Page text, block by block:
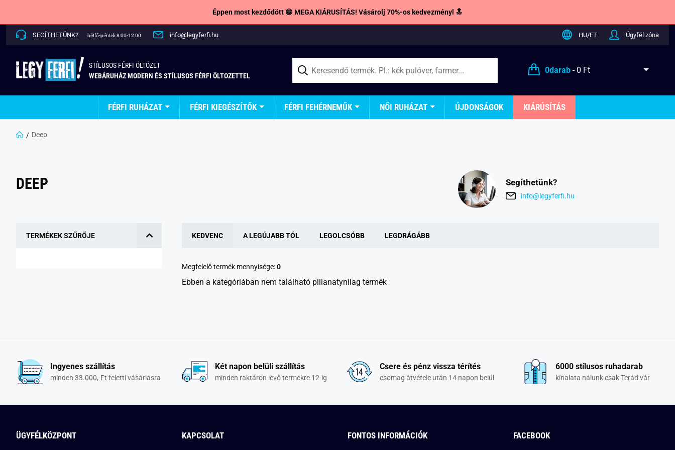
Éppen most kezdődött 😁 MEGA KIÁRUSÍTÁS! Vásárolj 70%-os kedvezményl 🔝
SEGÍTHETÜNK? hétfő-péntek 8:00-12:00 info@legyferfi.hu HU/FT Ügyfél zóna
STÍLUSOS FÉRFI ÖLTÖZET
WEBÁRUHÁZ MODERN ÉS STÍLUSOS FÉRFI ÖLTOZETTEL
0darab- 0 Ft
FÉRFI RUHÁZAT FÉRFI KIEGÉSZÍTŐK FÉRFI FEHÉRNEMŰK NŐI RUHÁZAT ÚJDONSÁGOK KIÁRÚSÍTÁS
Deep
DEEP Segíthetünk?
info@legyferfi.hu
TERMÉKEK SZŰRŐJE KEDVENC A LEGÚJABB TÓL LEGOLCSÓBB LEGDRÁGÁBB
Megfelelő termék mennyisége:0
Ebben a kategóriában nem található pillanatynilag termék
Ingyenes szállítás
minden 33.000,-Ft feletti vásárlásra
Két napon belüli szállítás
minden raktáron lévő termékre 12-ig
Csere és pénz vissza térítés
csomag átvétele után 14 napon belül
6000 stílusos ruhadarab
kínalata nálunk csak Terád vár
ÜGYFÉLKÖZPONT KAPCSOLAT FONTOS INFORMÁCIÓK FACEBOOK